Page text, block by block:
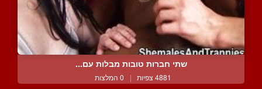
שתי חברות טובות מבלות עם...
4881 צפיות | 0 המלצות